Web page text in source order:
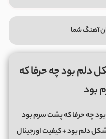
آهنگ شما
دلم بود چه حرفا که
بود
چه حرفا که پشت سرم بود
دلم بود+ کیفیت اورجینال